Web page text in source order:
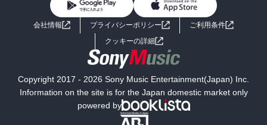
ライトノベル 男子向けラノベ
小説
海外小説
ミステリー SF
文学
よくあるご質問 お問い合わせ
会社情報 プライバシーポリシー
ご利用条件
クッキーの詳細
Copyright 2017 - 2026 Sony Music Entertainment(Japan) Inc.
Information on the site is for the Japan domestic market only
powered by